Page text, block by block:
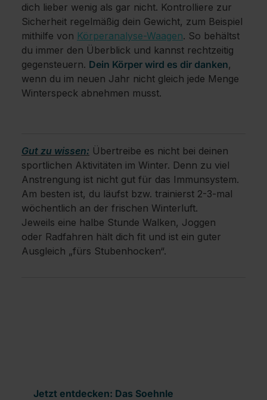
dich lieber wenig als gar nicht. Kontrolliere zur
Sicherheit regelmäßig dein Gewicht, zum Beispiel
mithilfe von Körperanalyse-Waagen. So behältst
du immer den Überblick und kannst rechtzeitig
gegensteuern. Dein Körper wird es dir danken,
wenn du im neuen Jahr nicht gleich jede Menge
Winterspeck abnehmen musst.
Gut zu wissen: Übertreibe es nicht bei deinen
sportlichen Aktivitäten im Winter. Denn zu viel
Anstrengung ist nicht gut für das Immunsystem.
Am besten ist, du läufst bzw. trainierst 2-3-mal
wöchentlich an der frischen Winterluft.
Jeweils eine halbe Stunde Walken, Joggen
oder Radfahren hält dich fit und ist ein guter
Ausgleich „fürs Stubenhocken“.
Produktgalerie überspringen
Jetzt entdecken: Das Soehnle